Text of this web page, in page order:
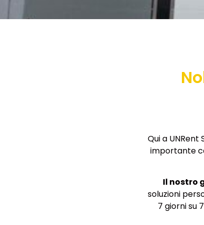
Qui a
importante
Il nostro
soluzioni
7 giorni su